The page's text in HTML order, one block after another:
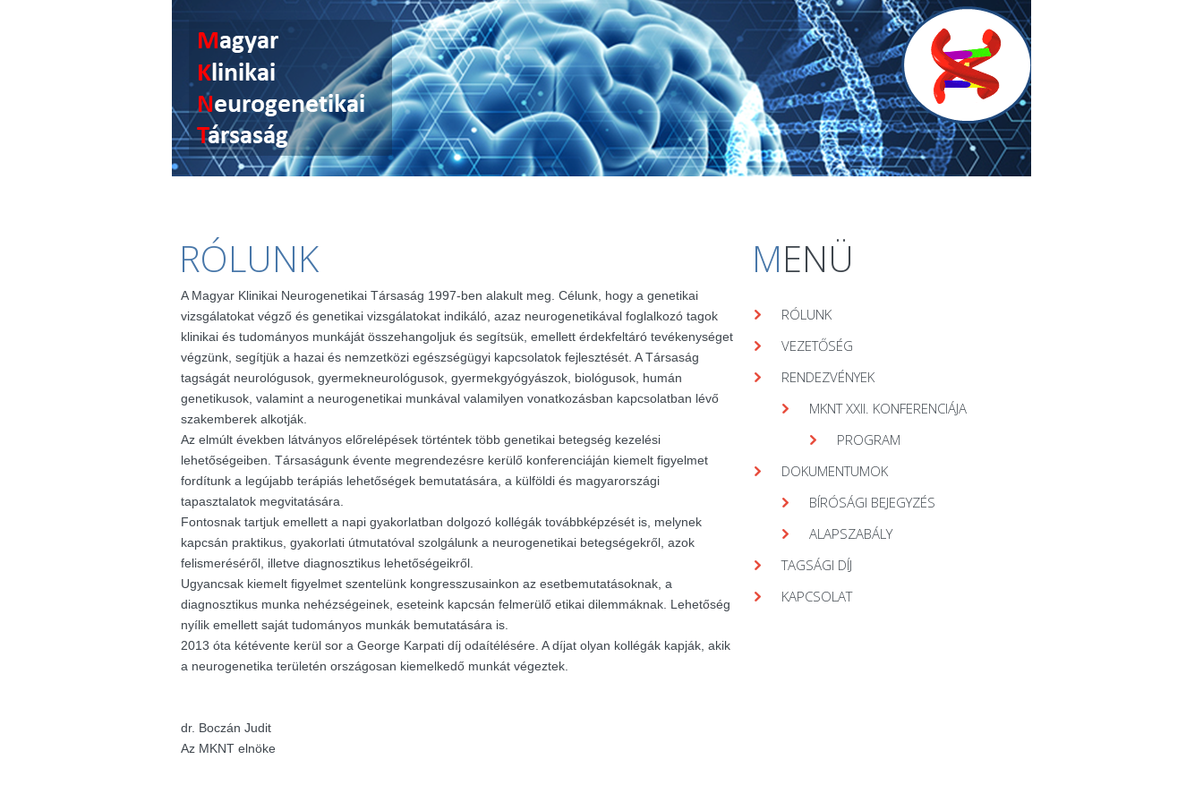
RÓLUNK
A Magyar Klinikai Neurogenetikai Társaság 1997-ben alakult meg. Célunk, hogy a genetikai
vizsgálatokat végző és genetikai vizsgálatokat indikáló, azaz neurogenetikával foglalkozó tagok
klinikai és tudományos munkáját összehangoljuk és segítsük, emellett érdekfeltáró tevékenységet
végzünk, segítjük a hazai és nemzetközi egészségügyi kapcsolatok fejlesztését. A Társaság
tagságát neurológusok, gyermekneurológusok, gyermekgyógyászok, biológusok, humán
genetikusok, valamint a neurogenetikai munkával valamilyen vonatkozásban kapcsolatban lévő
szakemberek alkotják.
Az elmúlt években látványos előrelépések történtek több genetikai betegség kezelési
lehetőségeiben. Társaságunk évente megrendezésre kerülő konferenciáján kiemelt figyelmet
fordítunk a legújabb terápiás lehetőségek bemutatására, a külföldi és magyarországi
tapasztalatok megvitatására.
Fontosnak tartjuk emellett a napi gyakorlatban dolgozó kollégák továbbképzését is, melynek
kapcsán praktikus, gyakorlati útmutatóval szolgálunk a neurogenetikai betegségekről, azok
felismeréséről, illetve diagnosztikus lehetőségeikről.
Ugyancsak kiemelt figyelmet szentelünk kongresszusainkon az esetbemutatásoknak, a
diagnosztikus munka nehézségeinek, eseteink kapcsán felmerülő etikai dilemmáknak. Lehetőség
nyílik emellett saját tudományos munkák bemutatására is.
2013 óta kétévente kerül sor a George Karpati díj odaítélésére. A díjat olyan kollégák kapják, akik
a neurogenetika területén országosan kiemelkedő munkát végeztek.
dr. Boczán Judit
Az MKNT elnöke
MENÜ
RÓLUNK
VEZETŐSÉG
RENDEZVÉNYEK
MKNT XXII. KONFERENCIÁJA
PROGRAM
DOKUMENTUMOK
BÍRÓSÁGI BEJEGYZÉS
ALAPSZABÁLY
TAGSÁGI DÍJ
KAPCSOLAT